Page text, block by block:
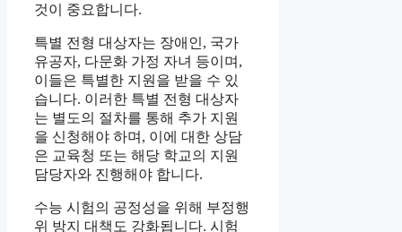
것이 중요합니다.
특별 전형 대상자는 장애인, 국가
유공자, 다문화 가정 자녀 등이며,
이들은 특별한 지원을 받을 수 있
습니다. 이러한 특별 전형 대상자
는 별도의 절차를 통해 추가 지원
을 신청해야 하며, 이에 대한 상담
은 교육청 또는 해당 학교의 지원
담당자와 진행해야 합니다.
수능 시험의 공정성을 위해 부정행
위 방지 대책도 강화됩니다. 시험